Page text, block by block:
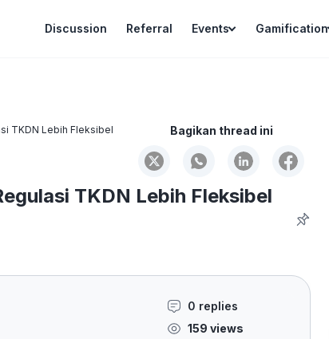
Discussion Referral Events Gamification
TKDN Lebih Fleksibel
Bagikan thread ini
TKDN Lebih Fleksibel
0 replies
159 views